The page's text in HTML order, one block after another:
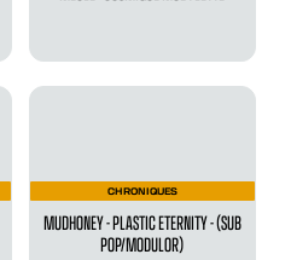
CHRONIQUES
MUDHONEY - PLASTIC ETERNITY - (SUB
POP/MODULOR)